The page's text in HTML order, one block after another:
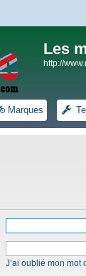
Les
http://
Marques
J’ai oublié mon mot